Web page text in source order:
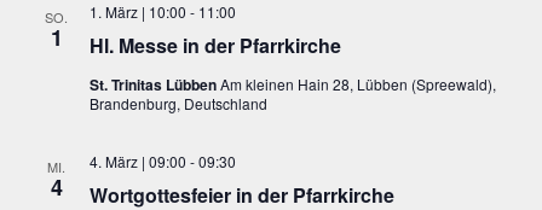
SO.
1 Hl. Messe in der Pfarrkirche
1. März | 10:00 - 11:00
St. Trinitas LübbenAm kleinen Hain 28, Lübben (Spreewald),
Brandenburg, Deutschland
MI.
4 Wortgottesfeier in der Pfarrkirche
4. März | 09:00 -09:30